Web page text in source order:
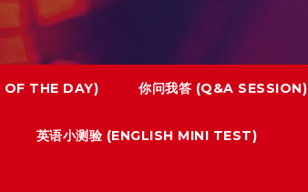
OF THE DAY) 你问我答 (Q&A SESSION)
英语小测验 (ENGLISH MINI TEST)